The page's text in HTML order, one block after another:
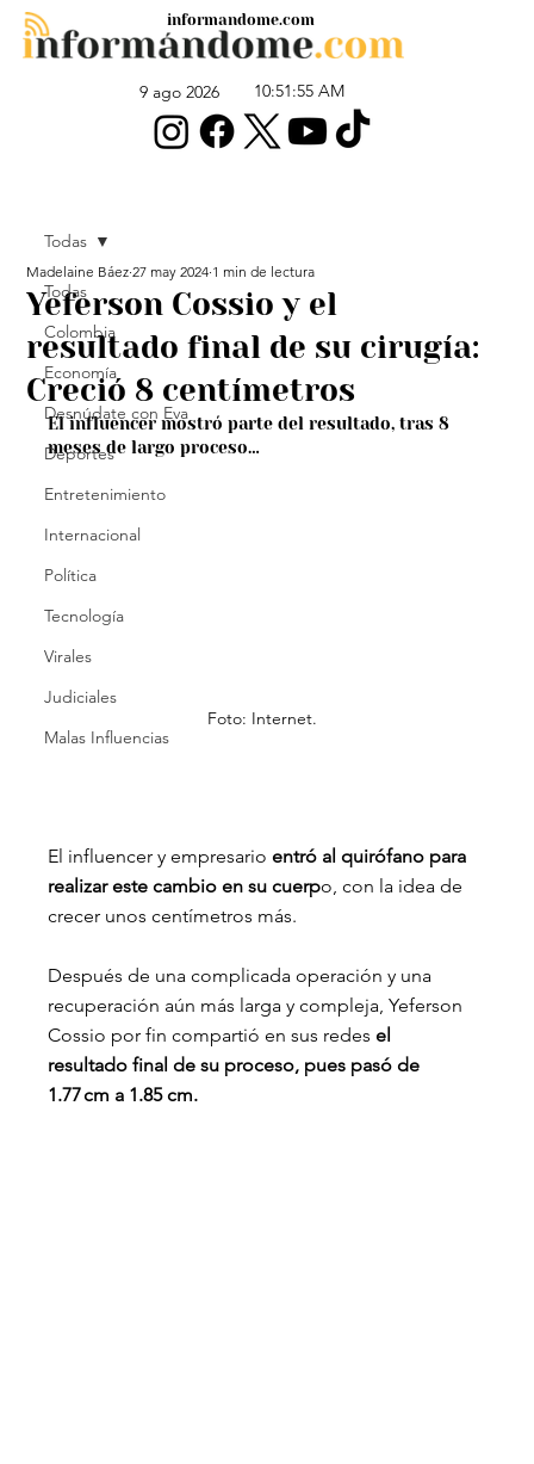
9 ago 2026 10:51:55 AM
informandome.com
Todas
Colombia
Economía
Desnúdate con Eva
Deportes
Entretenimiento
Internacional
Política
Tecnología
Virales
Judiciales
Malas Influencias
Todas
Yeferson Cossio y el
resultado final de su cirugía:
Creció 8 centímetros
Madelaine Báez 27 may 2024 1 min de lectura
El influencer mostró parte del resultado, tras 8
meses de largo proceso…
Foto: Internet.
El influencer y empresario entró al quirófano para
realizar este cambio en su cuerpo, con la idea de
crecer unos centímetros más.
Después de una complicada operación y una
recuperación aún más larga y compleja, Yeferson
Cossio por fin compartió en sus redes el
resultado final de su proceso, pues pasó de
1.77 cm a 1.85 cm.